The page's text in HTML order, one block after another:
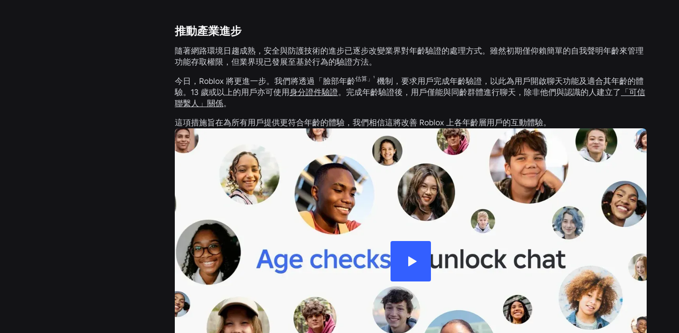
推動產業進步
隨著網路環境日趨成熟，安全與防護技術的進步已逐步改變業界對年齡驗證的處理方式。雖然初期僅仰賴簡單的自我聲明年齡來管理
功能存取權限，但業界現已發展至基於行為的驗證方法。
今日，Roblox 將更進一步。我們將透過「臉部年齡估算」¹ 機制，要求用戶完成年齡驗證，以此為用戶開啟聊天功能及適合其年齡的體
驗。13 歲或以上的用戶亦可使用身分證件驗證。完成年齡驗證後，用戶僅能與同齡群體進行聊天，除非他們與認識的人建立了 「可信
聯繫人」關係。
這項措施旨在為所有用戶提供更符合年齡的體驗，我們相信這將改善 Roblox 上各年齡層用戶的互動體驗。